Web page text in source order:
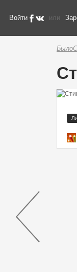
Войти или